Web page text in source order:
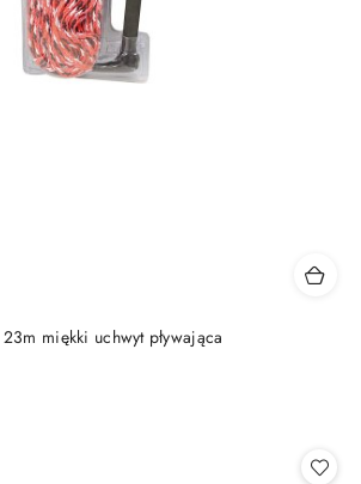
miękki uchwyt pływająca